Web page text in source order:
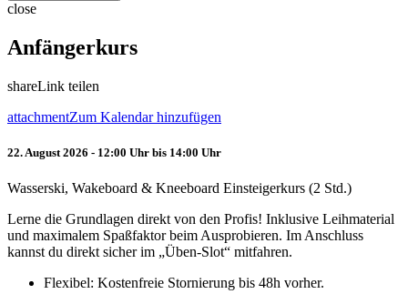
close
Anfängerkurs
shareLink teilen
attachmentZum Kalendar hinzufügen
22. August 2026 - 12:00 Uhr bis 14:00 Uhr
Wasserski, Wakeboard & Kneeboard Einsteigerkurs (2 Std.)
Lerne die Grundlagen direkt von den Profis! Inklusive Leihmaterial
und maximalem Spaßfaktor beim Ausprobieren. Im Anschluss
kannst du direkt sicher im „Üben-Slot“ mitfahren.
Flexibel: Kostenfreie Stornierung bis 48h vorher.